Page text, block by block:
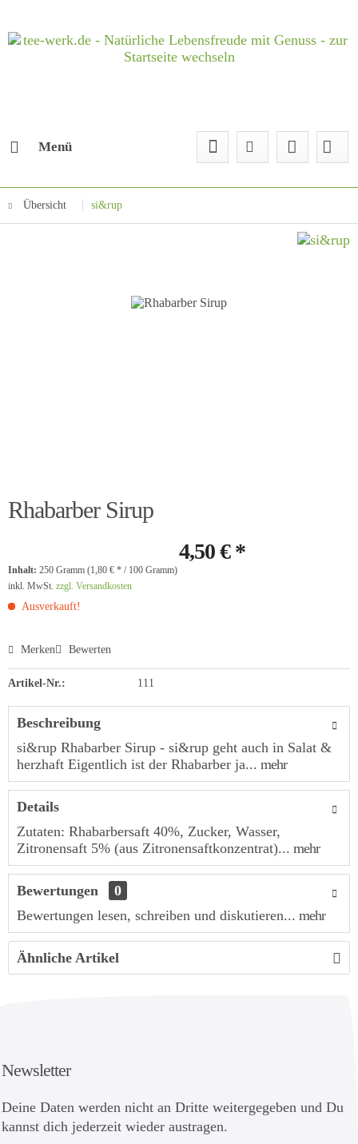
Menü
Übersicht si&rup
Rhabarber Sirup
4,50 € *
Inhalt: 250 Gramm (1,80 € * / 100 Gramm)
inkl. MwSt. zzgl. Versandkosten
Ausverkauft!
Merken Bewerten
Artikel-Nr.: 111
Beschreibung
si&rup Rhabarber Sirup - si&rup geht auch in Salat &
herzhaft Eigentlich ist der Rhabarber ja... mehr
Details
Zutaten: Rhabarbersaft 40%, Zucker, Wasser,
Zitronensaft 5% (aus Zitronensaftkonzentrat)... mehr
Bewertungen
0
Bewertungen lesen, schreiben und diskutieren... mehr
Ähnliche Artikel
Newsletter
Deine Daten werden nicht an Dritte weitergegeben und Du
kannst dich jederzeit wieder austragen.